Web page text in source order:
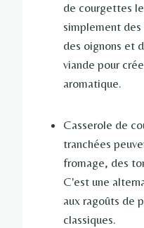
de courgettes
simplement
des oignons et
viande pour
aromatique.
Casserole de
tranchées
fromage, des
C'est une
aux ragoûts de
classiques.